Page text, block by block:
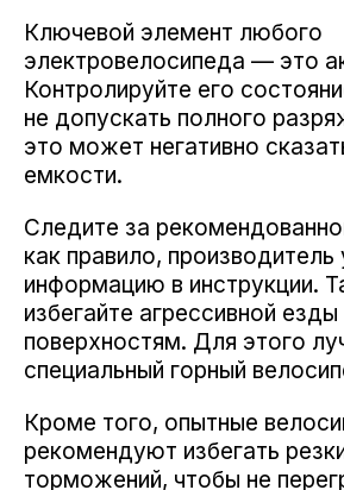
Ключевой элемент любого
электровелосипеда — это
Контролируйте его
не допускать полного
это может негативно
емкости.
Следите за
как правило, производитель
информацию в инструкции.
избегайте агрессивной
поверхностям. Для этого
специальный горный
Кроме того, опытные
рекомендуют избегать
торможений, чтобы не